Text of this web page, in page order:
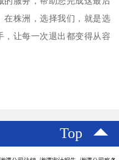
在株洲，选择我们，就是选
，让每一次退出都变得从容
Top